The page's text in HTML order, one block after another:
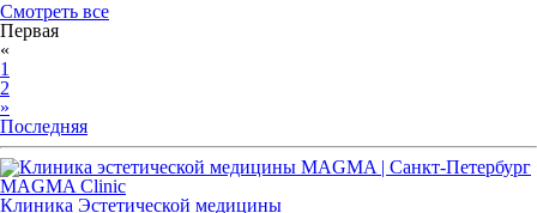
Смотреть все
Первая
«
1
2
»
Последняя
MAGMA Clinic
Клиника Эстетической медицины